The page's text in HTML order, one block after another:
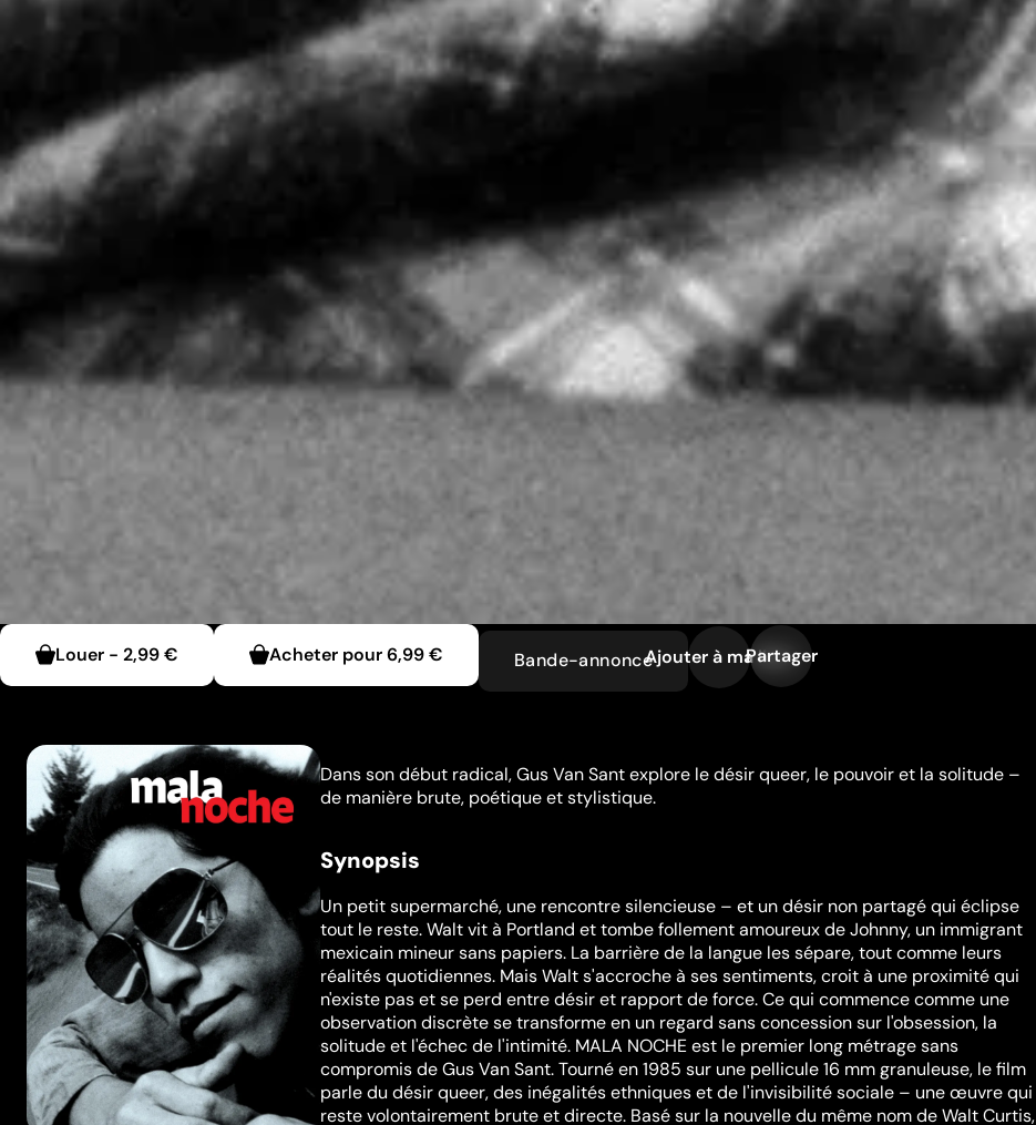
Louer - 2,99 € Acheter pour6,99 € Bande-annonceAjouter à ma liste
Partager
Dans son début radical, Gus Van Sant explore le désir queer, le pouvoir et la solitude –
de manière brute, poétique et stylistique.
Synopsis
Un petit supermarché, une rencontre silencieuse – et un désir non partagé qui éclipse
tout le reste. Walt vit à Portland et tombe follement amoureux de Johnny, un immigrant
mexicain mineur sans papiers. La barrière de la langue les sépare, tout comme leurs
réalités quotidiennes. Mais Walt s'accroche à ses sentiments, croit à une proximité qui
n'existe pas et se perd entre désir et rapport de force. Ce qui commence comme une
observation discrète se transforme en un regard sans concession sur l'obsession, la
solitude et l'échec de l'intimité. MALA NOCHE est le premier long métrage sans
compromis de Gus Van Sant. Tourné en 1985 sur une pellicule 16 mm granuleuse, le film
parle du désir queer, des inégalités ethniques et de l'invisibilité sociale – une œuvre qui
reste volontairement brute et directe. Basé sur la nouvelle du même nom de Walt Curtis,